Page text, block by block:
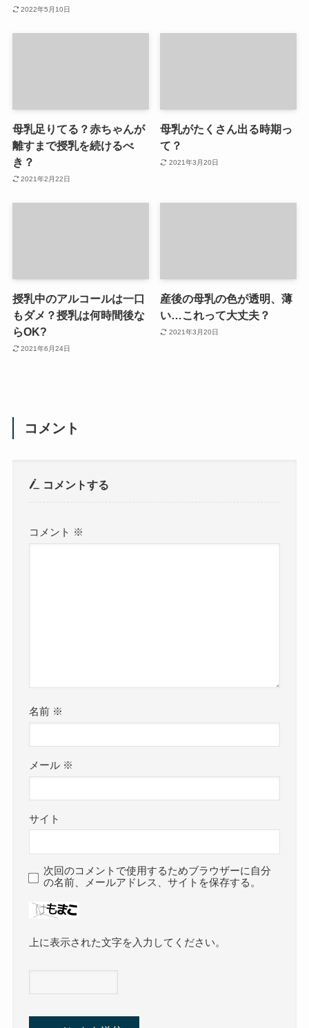
2022年5月10日
母乳足りてる？赤ちゃんが
離すまで授乳を続けるべ
き？
2021年2月22日
母乳がたくさん出る時期っ
て？
2021年3月20日
授乳中のアルコールは一口
もダメ？授乳は何時間後な
らOK?
2021年6月24日
産後の母乳の色が透明、薄
い…これって大丈夫？
2021年3月20日
コメント
コメントする
コメント ※
名前 ※
メール ※
サイト
次回のコメントで使用するためブラウザーに自分
の名前、メールアドレス、サイトを保存する。
上に表示された文字を入力してください。